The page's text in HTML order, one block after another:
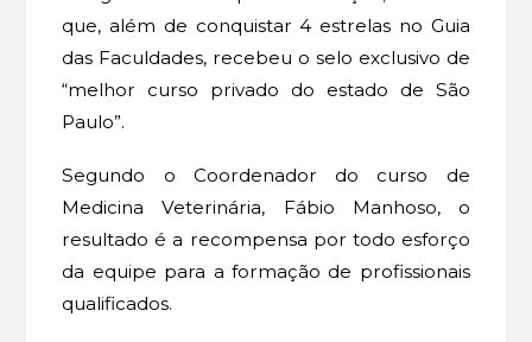
que, além de conquistar 4 estrelas no Guia
das Faculdades, recebeu o selo exclusivo de
“melhor curso privado do estado de São
Paulo”.
Segundo o Coordenador do curso de
Medicina Veterinária, Fábio Manhoso, o
resultado é a recompensa por todo esforço
da equipe para a formação de profissionais
qualificados.